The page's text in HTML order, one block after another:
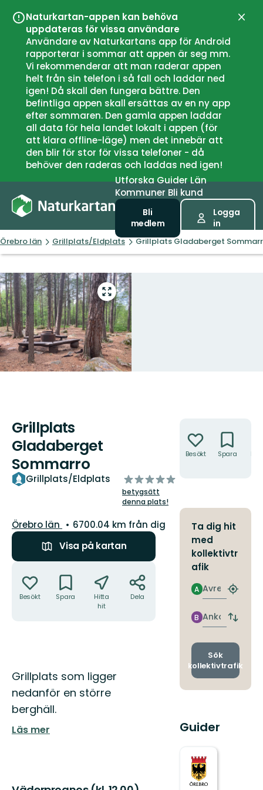
Naturkartan-appen kan behöva
uppdateras för vissa användare
Användare av Naturkartans app för Android
rapporterar i sommar att appen är seg mm.
Vi rekommenderar att man raderar appen
helt från sin telefon i så fall och laddar ned
igen! Då skall den fungera bättre. Den
befintliga appen skall ersättas av en ny app
efter sommaren. Den gamla appen laddar
all data för hela landet lokalt i appen (för
att klara offline-läge) men det innebär att
den blir för stor för vissa telefoner - då
behöver den raderas och laddas ned igen!
UtforskaGuiderLän
Kommuner Bli kund
Bli
medlem
Logga
in
Örebro län Grillplats/Eldplats Grillplats Gladaberget
Gå
till
helskärmsläge
Grillplats
Gladaberget
Sommarro
Grillplats/Eldplats
av
5
stjärnor
betygsätt
denna plats!
Län:
Örebro län
6700.04 km från dig
Visa på kartan
Besökt Spara
Hitta
hit
Dela
Beskrivning
Grillplats som ligger
nedanför en större
berghäll.
Läs mer
Besökt Spara
Ta dig hit
med
kollektivtr
afik
Avresa
A
Hitta
Ankomst
B
Byt
och
Sök
kollektivtrafik
Guider